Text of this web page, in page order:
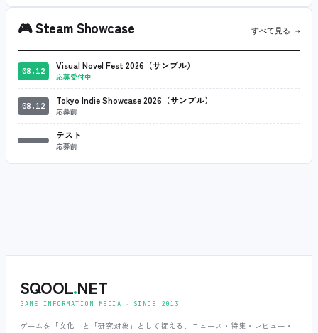
🎮Steam Showcase すべて見る →
08.12 Visual Novel Fest 2026（サンプル）
応募受付中
08.12 Tokyo Indie Showcase 2026（サンプル）
応募前
テスト
応募前
SQOOL.NET
GAME INFORMATION MEDIA ‧ SINCE 2013
ゲームを「文化」と「研究対象」として捉える、ニュース・特集・レビュー・